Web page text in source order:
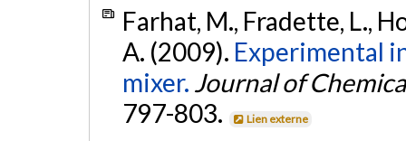
Farhat, M., Fradette, L.,
A. (2009). Experimental
mixer. Journal of
797-803.
Lien externe